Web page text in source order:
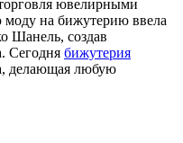
ювелирными
на бижутерию ввела
Шанель, создав
Сегодня бижутерия
делающая любую